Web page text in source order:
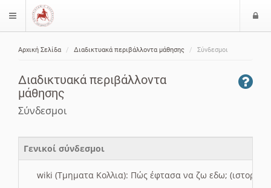
$langMenu
Αρχική Σελίδα Διαδικτυακά περιβάλλοντα μάθησης Σύνδεσμοι
Διαδικτυακά περιβάλλοντα
μάθησης
Σύνδεσμοι
Γενικοί σύνδεσμοι
wiki (Τμηματα Κολλια): Πώς έφτασα να ζω εδω; (ιστορια)